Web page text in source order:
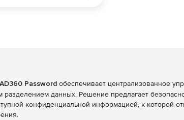
Password обеспечивает централизованное
разделением данных. Решение предлагает
конфиденциальной информацией, к которой